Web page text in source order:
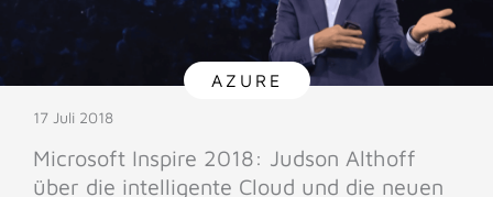
AZURE
17 Juli 2018
Microsoft Inspire 2018: Judson Althoff
über die intelligente Cloud und die neuen